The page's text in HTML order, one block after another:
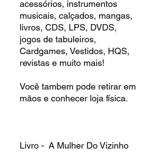
acessórios, instrumentos
musicais, calçados, mangas,
livros, CDS, LPS, DVDS,
jogos de tabuleiros,
Cardgames, Vestidos, HQS,
revistas e muito mais!
Você tambem pode retirar em
mãos e conhecer loja física.
Livro - A Mulher Do Vizinho